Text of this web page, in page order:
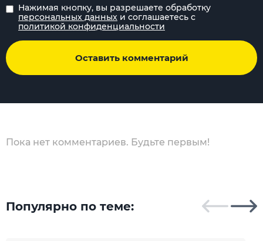
Нажимая кнопку, вы разрешаете обработку
персональных данных и соглашаетесь с
политикой конфиденциальности
Оставить комментарий
Пока нет комментариев. Будьте первым!
Популярно по теме: